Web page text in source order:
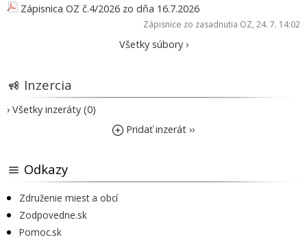
Zápisnica OZ č.4/2026 zo dňa 16.7.2026
Zápisnice zo zasadnutia OZ, 24. 7. 14:02
Všetky súbory ›
Inzercia
› Všetky inzeráty (0)
Pridať inzerát ››
Odkazy
Združenie miest a obcí
Zodpovedne.sk
Pomoc.sk